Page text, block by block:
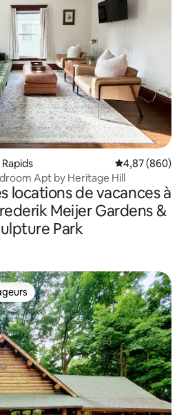
Évaluation
4,87 (860)
Apt by Heritage Hill
locations de vacances à
Meijer Gardens &
Park
les plus appréciés